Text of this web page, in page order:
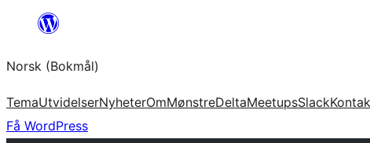
Hopp
innhold
Norsk (Bokmål)
TemaUtvidelserNyheterOmMønstreDeltaMeetupsSlack
Få WordPress